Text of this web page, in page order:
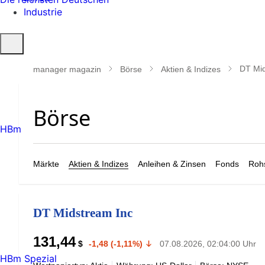
Industrie
öffnen
manager magazin Börse Aktien & Indizes DT
Märkte Aktien & Indizes Anleihen & Zinsen Fonds
DT Midstream Inc
131,44 $ -1,48 (-1,11%) 07.08.2026, 02:04:00 Uhr
HBm
HBm Spezial